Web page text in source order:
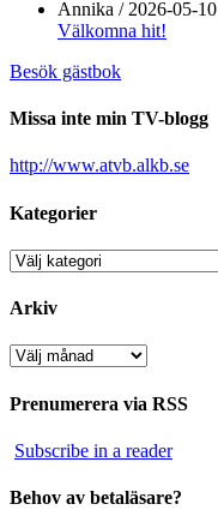
Annika / 2026-05-10
Välkomna hit!
Besök gästbok
Missa inte min TV-blogg
http://www.atvb.alkb.se
Kategorier
Kategorier
Arkiv
Arkiv
Prenumerera via RSS
Subscribe in a reader
Behov av betaläsare?